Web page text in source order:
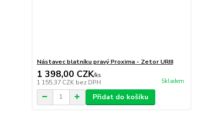
Nástavec blatníku pravý Proxima - Zetor URIII
1 398,00 CZK/ks
1 155,37 CZK bez DPH Skladem
Přidat do košíku